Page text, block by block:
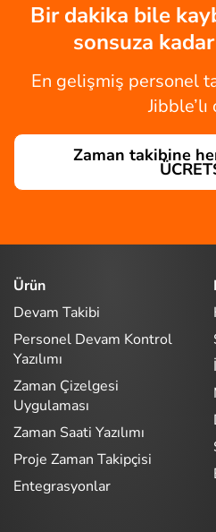
Bir dakika bile
sonsuza
En gelişmiş personel
Zaman takibine
Ürün
Devam Takibi
Personel Devam Kontrol
Yazılımı
Zaman Çizelgesi
Uygulaması
Zaman Saati Yazılımı
Proje Zaman Takipçisi
Entegrasyonlar